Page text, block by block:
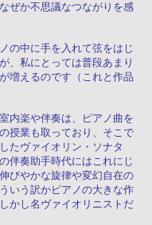
ぜか不思議なつながりを感
の中に手を入れて弦をはじ
、私にとっては普段あまり
増えるのです（これと作品
内楽や伴奏は、ピアノ曲を
授業も取っており、そこで
たヴァイオリン・ソナタ
伴奏助手時代にはこれにじ
びやかな旋律や変幻自在の
いう訳かピアノの大きな作
かし名ヴァイオリニストだ